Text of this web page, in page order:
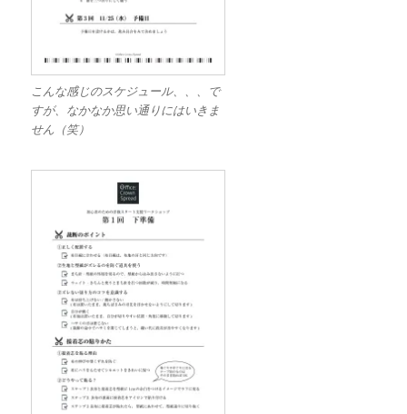
こんな感じのスケジュール、、、で
すが、なかなか思い通りにはいきま
せん（笑）